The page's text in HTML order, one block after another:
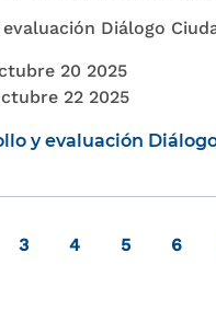
Diálogo
20 2025
22 2025
y evaluación
Page
3 Page
4 Page
5 Page
6